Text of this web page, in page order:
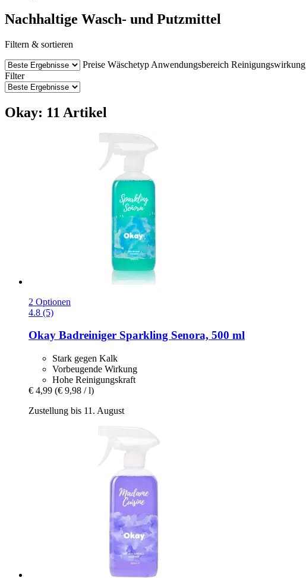
Nachhaltige Wasch- und Putzmittel
Filtern & sortieren
Preise Wäschetyp Anwendungsbereich Reinigungswirkung
Filter
Okay: 11 Artikel
2 Optionen
4.8 (5)
Okay Badreiniger Sparkling Senora, 500 ml
Stark gegen Kalk
Vorbeugende Wirkung
Hohe Reinigungskraft
€ 4,99 (€ 9,98 / l)
Zustellung bis 11. August